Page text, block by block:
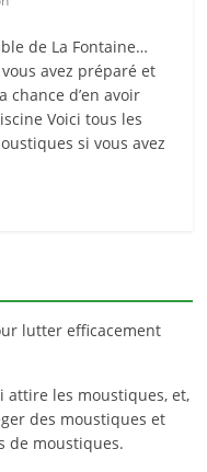
de La Fontaine…
avez préparé et
chance d’en avoir
Voici tous les
si vous avez
lutter efficacement
attire les moustiques, et,
des moustiques et
de moustiques.